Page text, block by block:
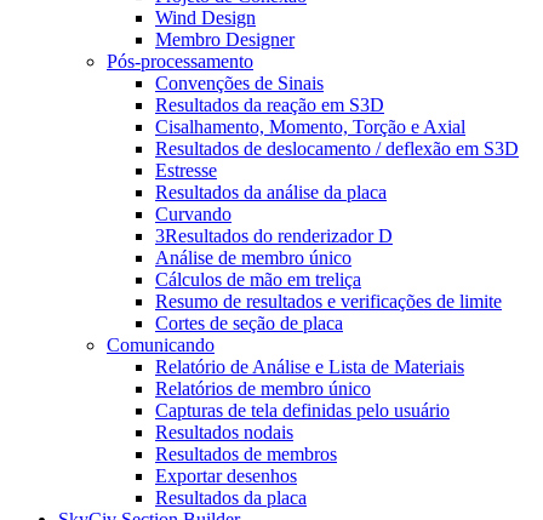
Wind Design
Membro Designer
Pós-processamento
Convenções de Sinais
Resultados da reação em S3D
Cisalhamento, Momento, Torção e Axial
Resultados de deslocamento / deflexão em S3D
Estresse
Resultados da análise da placa
Curvando
3Resultados do renderizador D
Análise de membro único
Cálculos de mão em treliça
Resumo de resultados e verificações de limite
Cortes de seção de placa
Comunicando
Relatório de Análise e Lista de Materiais
Relatórios de membro único
Capturas de tela definidas pelo usuário
Resultados nodais
Resultados de membros
Exportar desenhos
Resultados da placa